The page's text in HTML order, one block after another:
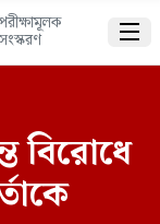

বিরোধে